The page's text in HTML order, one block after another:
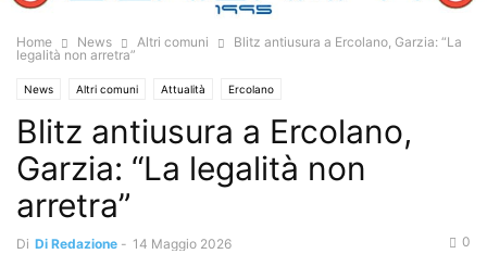
Home News Altri comuni
Blitz antiusura a Ercolano, Garzia: “La
legalità non arretra”
News Altri comuni Attualità Ercolano
Blitz antiusura a Ercolano,
Garzia: “La legalità non
arretra”
Di Di Redazione - 14 Maggio 2026 0